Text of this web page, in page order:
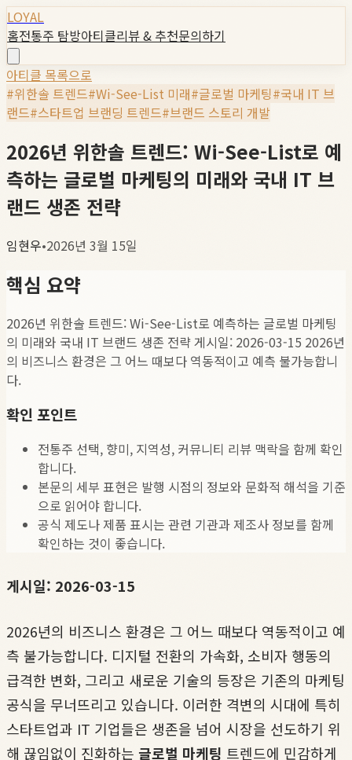
LOYAL
홈전통주 탐방아티클리뷰 & 추천문의하기
아티클 목록으로
#위한솔 트렌드#Wi-See-List 미래#글로벌 마케팅#국내 IT 브
랜드#스타트업 브랜딩 트렌드#브랜드 스토리 개발
2026년 위한솔 트렌드: Wi-See-List로 예
측하는 글로벌 마케팅의 미래와 국내 IT 브
랜드 생존 전략
임현우•2026년 3월 15일
핵심 요약
2026년 위한솔 트렌드: Wi-See-List로 예측하는 글로벌 마케팅
의 미래와 국내 IT 브랜드 생존 전략 게시일: 2026-03-15 2026년
의 비즈니스 환경은 그 어느 때보다 역동적이고 예측 불가능합니
다.
확인 포인트
전통주 선택, 향미, 지역성, 커뮤니티 리뷰 맥락을 함께 확인
합니다.
본문의 세부 표현은 발행 시점의 정보와 문화적 해석을 기준
으로 읽어야 합니다.
공식 제도나 제품 표시는 관련 기관과 제조사 정보를 함께
확인하는 것이 좋습니다.
게시일: 2026-03-15
2026년의 비즈니스 환경은 그 어느 때보다 역동적이고 예
측 불가능합니다. 디지털 전환의 가속화, 소비자 행동의
급격한 변화, 그리고 새로운 기술의 등장은 기존의 마케팅
공식을 무너뜨리고 있습니다. 이러한 격변의 시대에 특히
스타트업과 IT 기업들은 생존을 넘어 시장을 선도하기 위
해 끊임없이 진화하는 글로벌 마케팅 트렌드에 민감하게